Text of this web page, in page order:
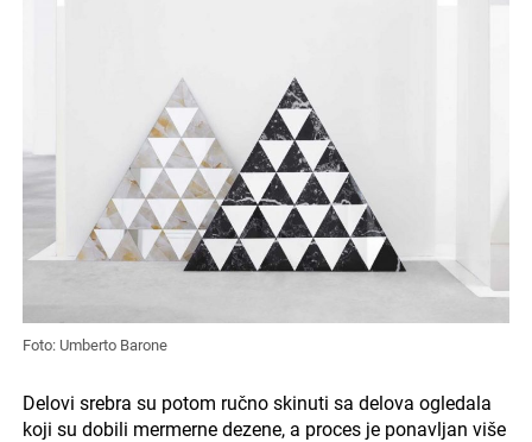
Foto: Umberto Barone
Delovi srebra su potom ručno skinuti sa delova ogledala
koji su dobili mermerne dezene, a proces je ponavljan više